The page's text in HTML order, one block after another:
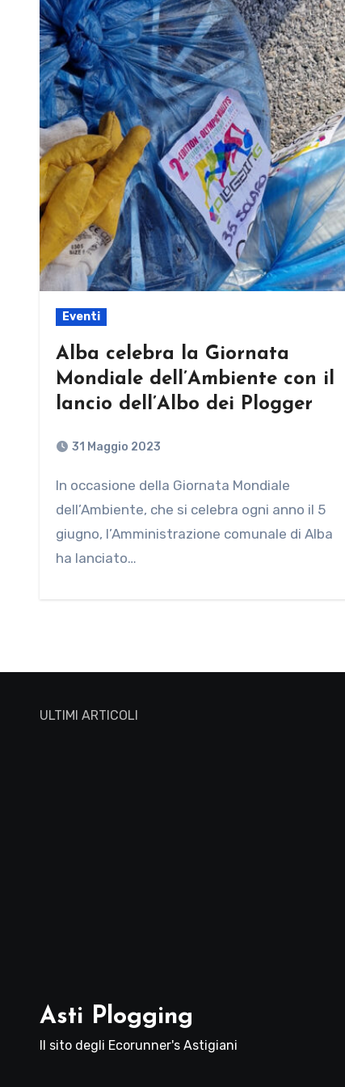
Eventi
Alba celebra la Giornata
Mondiale dell’Ambiente con il
lancio dell’Albo dei Plogger
31 Maggio 2023
In occasione della Giornata Mondiale
dell’Ambiente, che si celebra ogni anno il 5
giugno, l’Amministrazione comunale di Alba
ha lanciato…
ULTIMI ARTICOLI
Asti Plogging
Il sito degli Ecorunner's Astigiani